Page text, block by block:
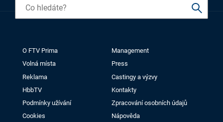
O FTV Prima
Management
Volná místa
Press
Reklama
Castingy a výzvy
HbbTV
Kontakty
Podmínky užívání
Zpracování osobních údajů
Cookies
Nápověda